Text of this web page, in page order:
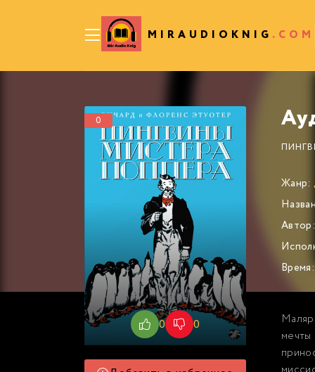
MIRAUDIOKNIG .COM
0
0 0
Жанр:
Автор:
Время: